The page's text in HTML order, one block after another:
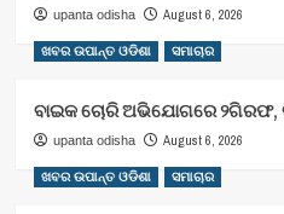
upanta odisha August 6, 2026
ଖବର ଉପାନ୍ତ ଓଡିଶା ସମାଚାର
ବାଇକ ଚୋରି ଅଭିଯୋଗରେ ୨ଗିରଫ,
upanta odisha August 6, 2026
ଖବର ଉପାନ୍ତ ଓଡିଶା ସମାଚାର